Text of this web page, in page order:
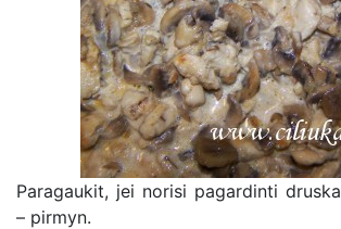
Paragaukit, jei norisi pagardinti
– pirmyn.